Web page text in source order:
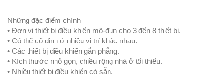
Những đặc điểm chính
• Đơn vị thiết bị điều khiển mô-đun cho 3 đến 8 thiết bị.
• Có thể cố định ở nhiều vị trí khác nhau.
• Các thiết bị điều khiển gắn phẳng.
• Kích thước nhỏ gọn, chiều rộng nhà ở tối thiểu.
• Nhiều thiết bị điều khiển có sẵn.